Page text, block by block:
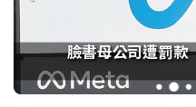
臉書母公司遭罰
1 3